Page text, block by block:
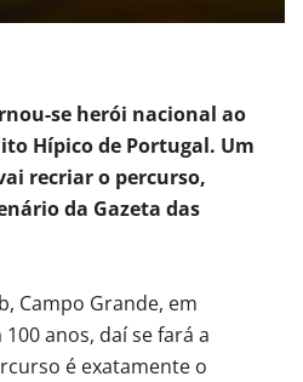
se herói nacional ao
Hípico de Portugal. Um
recriar o percurso,
da Gazeta das
Campo Grande, em
anos, daí se fará a
é exatamente o